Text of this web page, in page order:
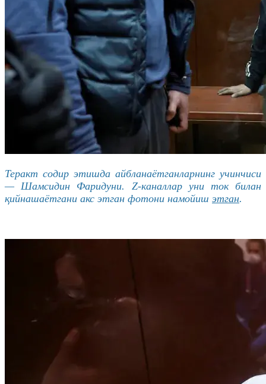
Теракт содир этишда айбланаётганларнинг учинчиси
— Шамсидин Фаридуни. Z-каналлар уни ток билан
қийнашаётгани акс этган фотони намойиш этган.